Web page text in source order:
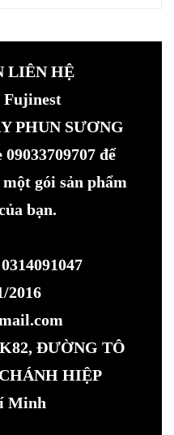
LIÊN HỆ
PHUN SƯƠNG
để
gói sản phẩm
bạn.
2016
ĐƯỜNG TÔ
HIỆP
Minh